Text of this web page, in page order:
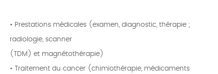
• Prestations médicales (examen, diagnostic, thérapie ;
radiologie, scanner
(TDM) et magnétothérapie)
• Traitement du cancer (chimiothérapie, médicaments